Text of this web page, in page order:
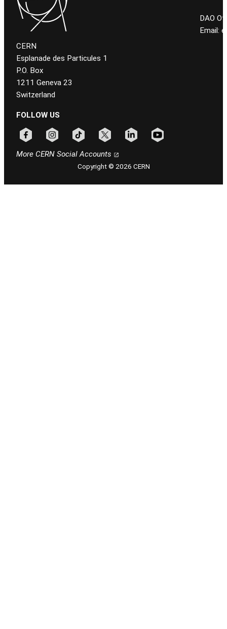
CERN
Esplanade des Particules 1
P.O. Box
1211 Geneva 23
Switzerland
FOLLOW US
More CERN Social Accounts
DAO
Email:
Copyright © 2026 CERN